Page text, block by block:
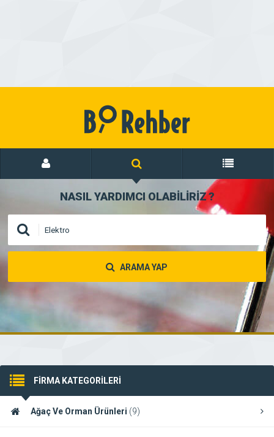
NASIL YARDIMCI OLABİLİRİZ?
ARAMA YAP
FİRMA KATEGORİLERİ
Ağaç Ve Orman Ürünleri (9)